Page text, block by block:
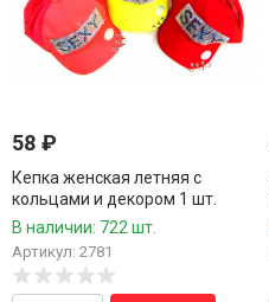
58 ₽
Кепка женская летняя с
кольцами и декором 1 шт.
В наличии: 722 шт.
Артикул: 2781